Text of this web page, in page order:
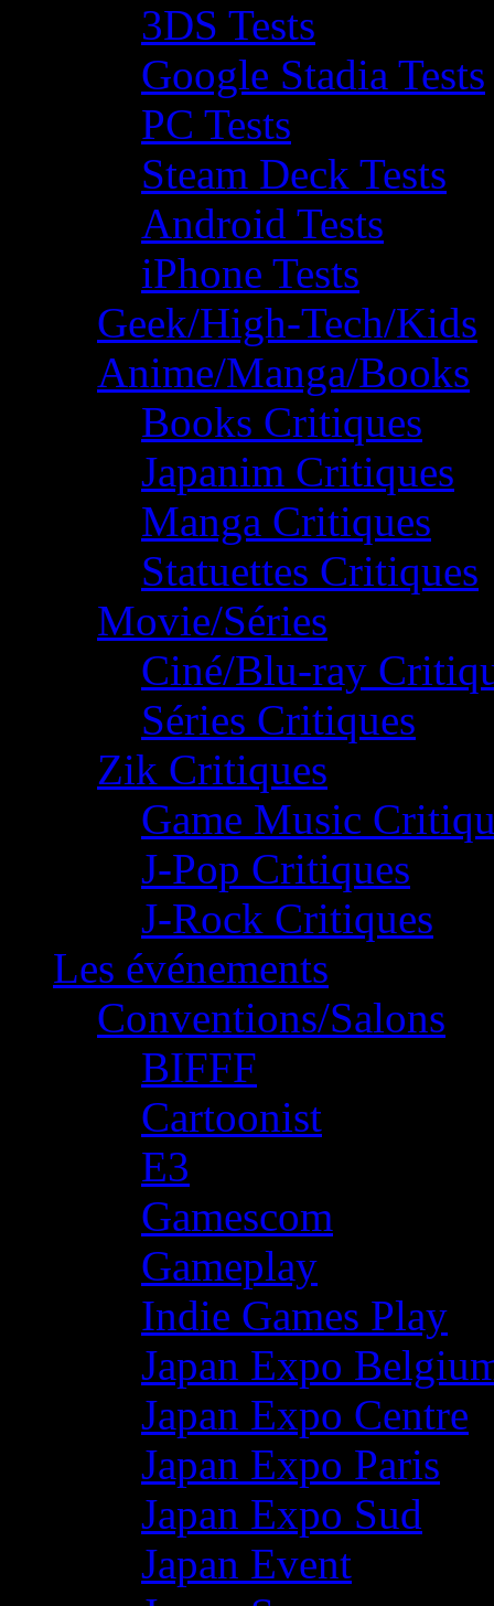
3DS Tests
Google Stadia Tests
PC Tests
Steam Deck Tests
Android Tests
iPhone Tests
Geek/High-Tech/Kids
Anime/Manga/Books
Books Critiques
Japanim Critiques
Manga Critiques
Statuettes Critiques
Movie/Séries
Ciné/Blu-ray
Séries Critiques
Zik Critiques
Game Music
J-Pop Critiques
J-Rock Critiques
Les événements
Conventions/Salons
BIFFF
Cartoonist
E3
Gamescom
Gameplay
Indie Games Play
Japan Expo
Japan Expo Centre
Japan Expo Paris
Japan Expo Sud
Japan Event